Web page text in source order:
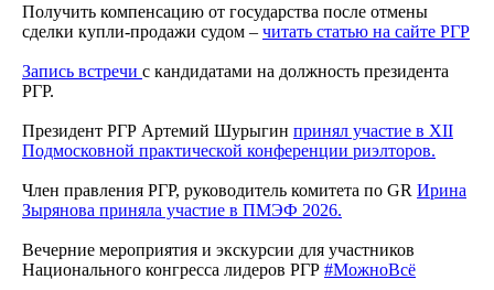
Получить компенсацию от государства после отмены
сделки купли-продажи судом – читать статью на сайте РГР
Запись встречи с кандидатами на должность президента
РГР.
Президент РГР Артемий Шурыгин принял участие в XII
Подмосковной практической конференции риэлторов.
Член правления РГР, руководитель комитета по GR Ирина
Зырянова приняла участие в ПМЭФ 2026.
Вечерние мероприятия и экскурсии для участников
Национального конгресса лидеров РГР #МожноВсё